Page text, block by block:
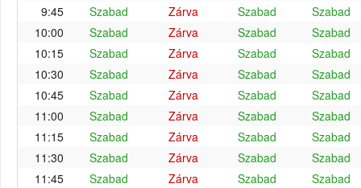
9:45
Szabad Zárva Szabad
Szabad
10:00
Szabad Zárva Szabad
Szabad
10:15
Szabad Zárva Szabad
Szabad
10:30
Szabad Zárva Szabad
Szabad
10:45
Szabad Zárva Szabad
Szabad
11:00
Szabad Zárva Szabad
Szabad
11:15
Szabad Zárva Szabad
Szabad
11:30
Szabad Zárva Szabad
Szabad
11:45
Szabad Zárva Szabad
Szabad